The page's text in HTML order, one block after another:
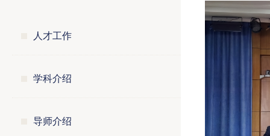
人才工作
学科介绍
导师介绍